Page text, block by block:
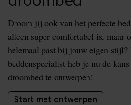
Droom jij ook van het perfecte
alleen super comfortabel is, maar
helemaal past bij jouw eigen stijl?
beddenspecialist heb je nu de
droombed te ontwerpen!
Start met ontwerpen